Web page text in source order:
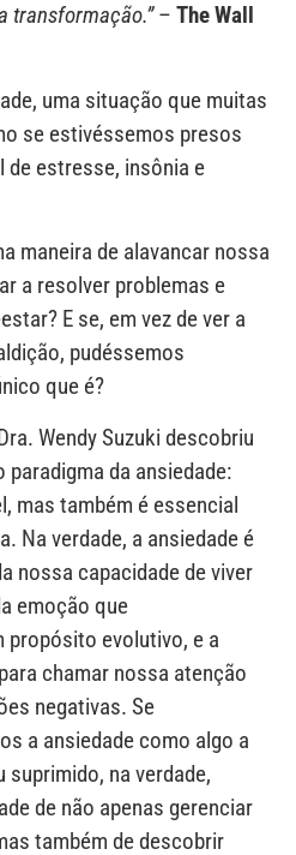
transformação.”– The Wall
uma situação que muitas
se estivéssemos presos
de estresse, insônia e
maneira de alavancar nossa
a resolver problemas e
E se, em vez de ver a
pudéssemos
que é?
Wendy Suzuki descobriu
paradigma da ansiedade:
mas também é essencial
Na verdade, a ansiedade é
nossa capacidade de viver
emoção que
propósito evolutivo, e a
chamar nossa atenção
negativas. Se
a ansiedade como algo a
na verdade,
de não apenas gerenciar
também de descobrir